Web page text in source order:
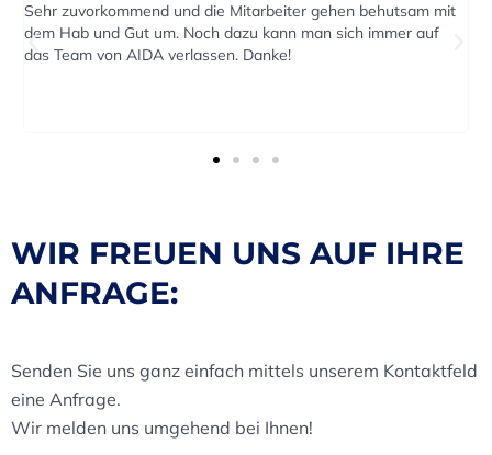
gehen behutsam mit
man sich immer auf
Auf eine Anfrage nach einen
reagiert. Der Transport wurde pünktlich
Termin durchgeführt.
WIR FREUEN UNS AUF IHRE
ANFRAGE:
Senden Sie uns ganz einfach mittels unserem Kontaktfeld
eine Anfrage.
Wir melden uns umgehend bei Ihnen!